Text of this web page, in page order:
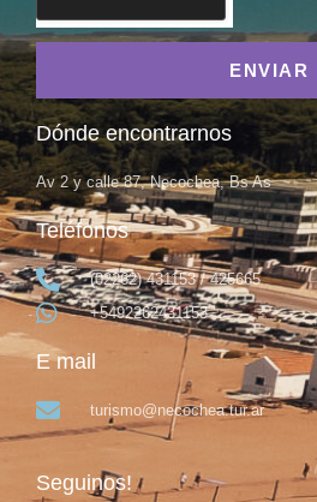
ENVIAR
Dónde encontrarnos
Av 2 y calle 87, Necochea, Bs As
Teléfonos
(02262) 431153 / 425665
+5492262431153
E mail
turismo@necochea.tur.ar
Seguinos!